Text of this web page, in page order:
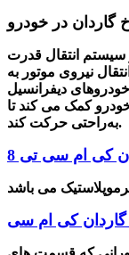
سیستم انتقال قدرت
نیروی موتور به
دیفرانسیل
کمک می کند تا
به‌راحتی حرکت کند.
کی ام سی تی 8